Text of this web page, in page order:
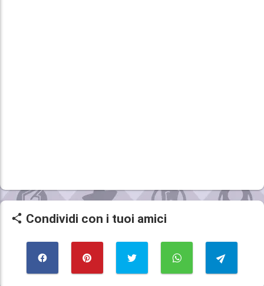
Condividi con i tuoi amici